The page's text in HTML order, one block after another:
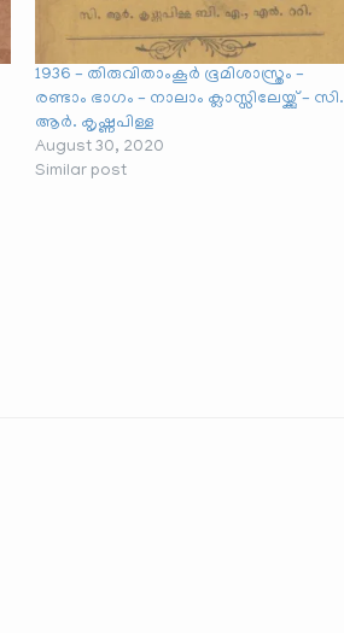
1936 – തിരുവിതാംകൂർ ഭൂമിശാസ്ത്രം –
രണ്ടാം ഭാഗം – നാലാം ക്ലാസ്സിലേയ്ക്കു് – സി.
ആർ. കൃഷ്ണപിള്ള
August 30, 2020
Similar post